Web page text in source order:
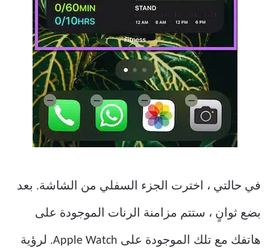
في حالتي ، اخترت الجزء السفلي من الشاشة. بعد
بضع ثوانٍ ، ستتم مزامنة الرنات الموجودة على
هاتفك مع تلك الموجودة على Apple Watch. لرؤية